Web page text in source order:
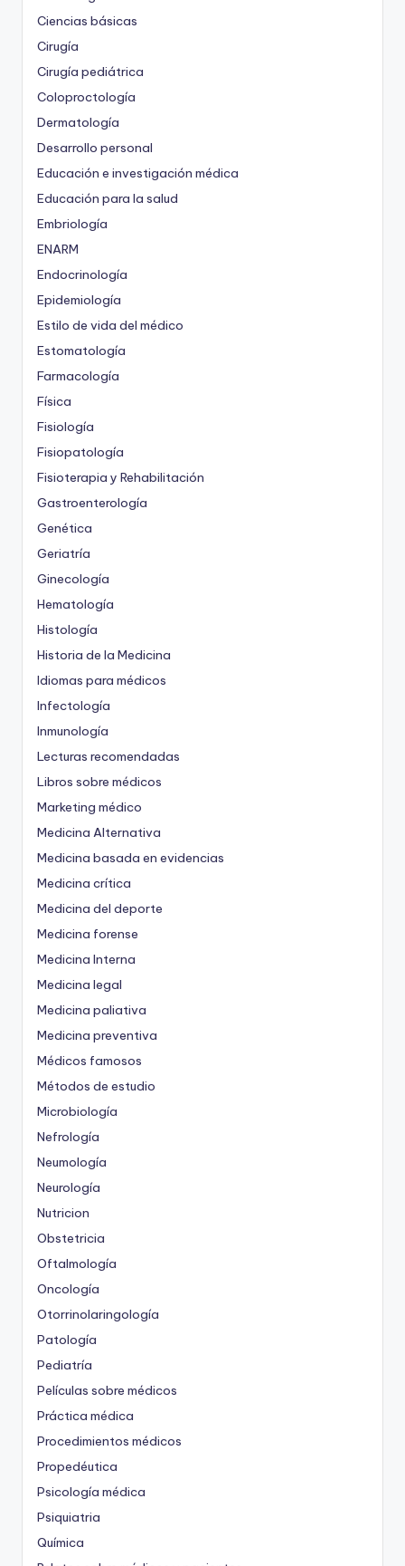
Ciencias básicas
Cirugía
Cirugía pediátrica
Coloproctología
Dermatología
Desarrollo personal
Educación e investigación médica
Educación para la salud
Embriología
ENARM
Endocrinología
Epidemiología
Estilo de vida del médico
Estomatología
Farmacología
Física
Fisiología
Fisiopatología
Fisioterapia y Rehabilitación
Gastroenterología
Genética
Geriatría
Ginecología
Hematología
Histología
Historia de la Medicina
Idiomas para médicos
Infectología
Inmunología
Lecturas recomendadas
Libros sobre médicos
Marketing médico
Medicina Alternativa
Medicina basada en evidencias
Medicina crítica
Medicina del deporte
Medicina forense
Medicina Interna
Medicina legal
Medicina paliativa
Medicina preventiva
Médicos famosos
Métodos de estudio
Microbiología
Nefrología
Neumología
Neurología
Nutricion
Obstetricia
Oftalmología
Oncología
Otorrinolaringología
Patología
Pediatría
Películas sobre médicos
Práctica médica
Procedimientos médicos
Propedéutica
Psicología médica
Psiquiatria
Química